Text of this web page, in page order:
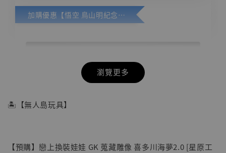
加購優惠【悟空 鳥山明紀念款 [奇蹟工作室]】
瀏覽更多
🏝【無人島玩具】
【預購】戀上換裝娃娃 GK 蒐藏雕像 喜多川海夢2.0 [星原工